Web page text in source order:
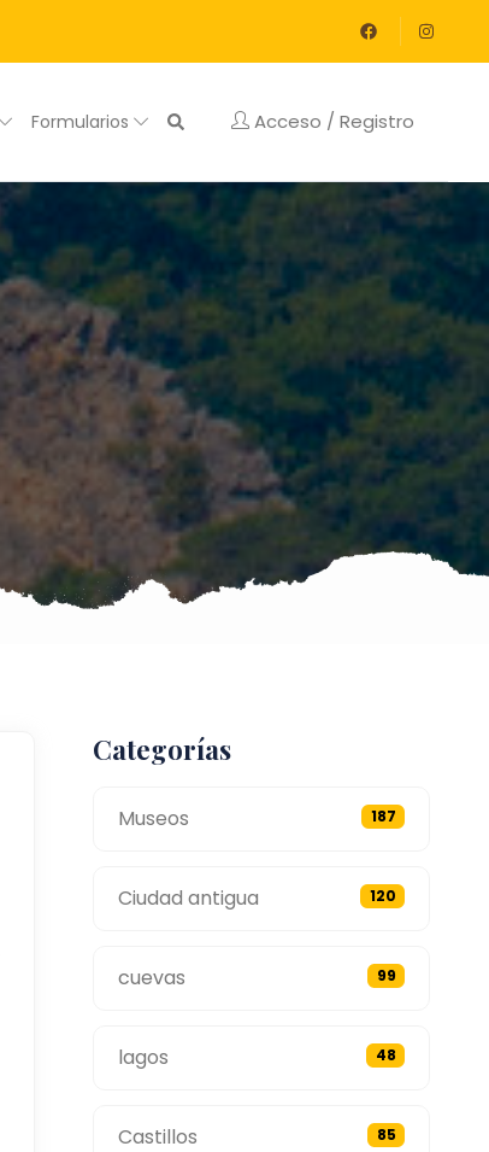
Formularios Acceso / Registro
Categorías
Museos 187
Ciudad antigua 120
cuevas 99
lagos 48
Castillos 85